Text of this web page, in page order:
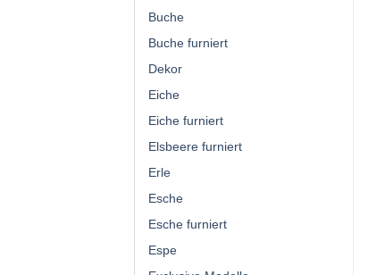
Buche
Buche furniert
Dekor
Eiche
Eiche furniert
Elsbeere furniert
Erle
Esche
Esche furniert
Espe